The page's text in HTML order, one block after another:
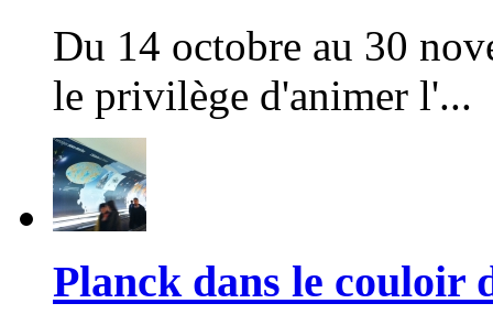
Du 14 octobre au 30
le privilège d'animer l'...
Planck dans le couloir